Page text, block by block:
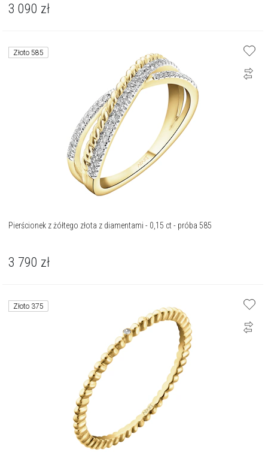
3 090 zł
Złoto 585
Pierścionek z żółtego złota z diamentami - 0,15 ct - próba 585
3 790 zł
Złoto 375